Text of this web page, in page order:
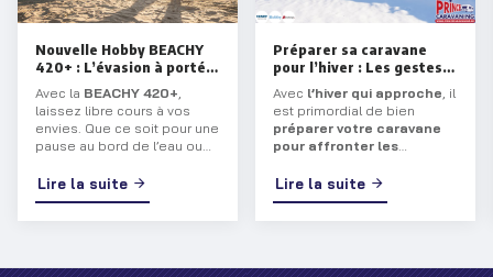
Nouvelle Hobby BEACHY
420+ : L’évasion à portée
Avec la BEACHY 420+,
laissez libre cours à vos
envies. Que ce soit pour une
pause au bord de l’eau ou
cettecaravanevous
transporte dans un univers
Lire la suite
Préparer sa caravane
pour l’hiver : Les gestes
Avec l’hiver qui approche, il
est primordial de bien
préparer votre caravane
pour affronter les
Que vous entreposiez votre
véhicule ou que vous
son état et éviter les
Lire la suite